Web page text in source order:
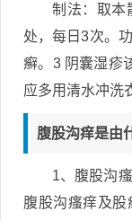
制法：取本
处，每日3次。
癣。3 阴囊湿疹
应多用清水冲洗
腹股沟痒是由
1、腹股沟
腹股沟瘙痒及